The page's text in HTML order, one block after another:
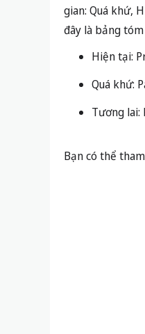
gian: Quá khứ,
đây là bảng
Hiện tại:
Quá khứ:
Tương lai:
Bạn có thể